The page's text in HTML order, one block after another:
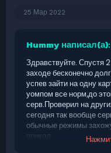
25 Мар 2022
Hummy написал(а):
Здравствуйте. Спустя
заходе бесконечно
успев зайти на одну
уомпом все норм,до
серв.Проверил на
сегодня так вообще
обычные режимы
прикол.